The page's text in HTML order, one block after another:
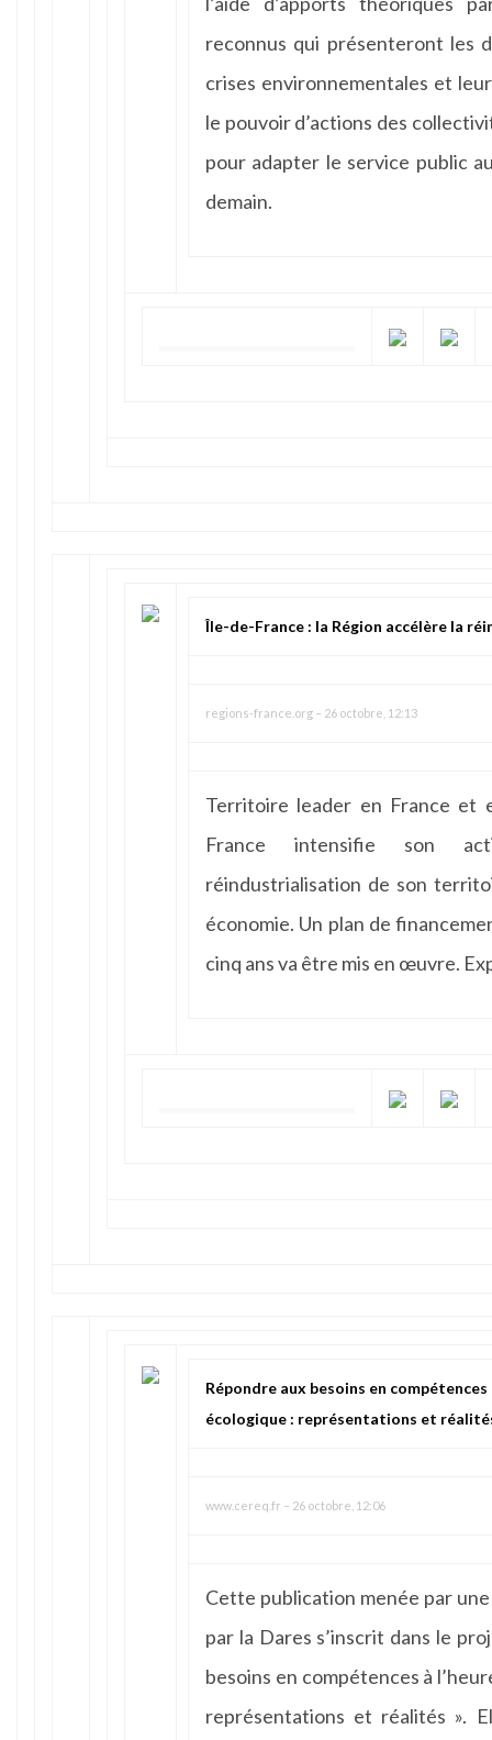
reconnus qui présenteront les
crises environnementales et
le pouvoir d’actions des
pour adapter le service public
demain.
Île-de-France : la Région accélère la
regions-france.org – 26 octobre, 12:13
Territoire leader en France et
France intensifie son
réindustrialisation de son
économie. Un plan de
cinq ans va être mis en œuvre.
Répondre aux besoins en
écologique : représentations et
www.cereq.fr – 26 octobre, 12:06
Cette publication menée par
par la Dares s’inscrit dans le
besoins en compétences à
représentations et réalités ».